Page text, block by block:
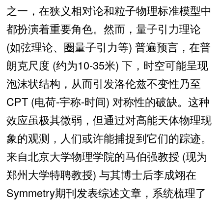
之一，在狭义相对论和粒子物理标准模型中
都扮演着重要角色。然而，量子引力理论
(如弦理论、圈量子引力等) 普遍预言，在普
朗克尺度 (约为10-35米) 下，时空可能呈现
泡沫状结构，从而引发洛伦兹不变性乃至
CPT (电荷-宇称-时间) 对称性的破缺。这种
效应虽极其微弱，但通过对高能天体物理现
象的观测，人们或许能捕捉到它们的踪迹。
来自北京大学物理学院的马伯强教授 (现为
郑州大学特聘教授) 与其博士后李成翊在
Symmetry期刊发表综述文章，系统梳理了